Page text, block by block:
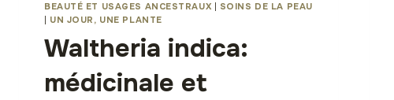
BEAUTÉ ET USAGES ANCESTRAUX
SOINS DE LA PEAU
UN JOUR, UNE PLANTE
Waltheria indica:
médicinale et